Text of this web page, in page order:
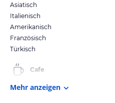
Asiatisch
Italienisch
Amerikanisch
Französisch
Türkisch
Cafe
Mehr anzeigen